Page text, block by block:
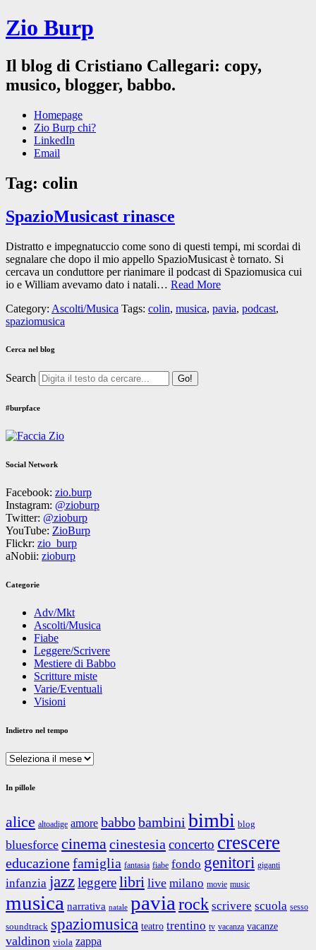
Zio Burp
Il blog di Cristiano Callegari: copy,
musico, blogger, babbo.
Homepage
Zio Burp chi?
LinkedIn
Email
Tag: colin
SpazioMusicast rinasce
Distratto e impegnatuccio come sono di questi tempi, mi scordai di
segnalare che dopo il mio appello SpazioMusicast è tornato. Si
cercava un conduttore per rianimare il podcast di Spaziomusica cui
io e William avevamo dato i natali… Read More
Category: Ascolti/Musica Tags: colin, musica, pavia, podcast,
spaziomusica
Cerca nel blog
Search
#burpface
Social Network
Facebook: zio.burp
Instagram: @zioburp
Twitter: @zioburp
YouTube: ZioBurp
Flickr: zio_burp
aNobii: zioburp
Categorie
Adv/Mkt
Ascolti/Musica
Fiabe
Leggere/Scrivere
Mestiere di Babbo
Scritture miste
Varie/Eventuali
Visioni
Indietro nel tempo
Indietro
tempo
In pillole
alice altoadige amore babbobambini bimbi blog
bluesforce cinemacinestesia concerto crescere
educazionefamiglia fantasia fiabe fondo genitori giganti
infanzia jazzleggerelibri live milano movie music
musica narrativa natale pavia rock scrivere scuola sesso
soundtrack spaziomusica teatro trentino tv vacanza vacanze
valdinon viola zappa